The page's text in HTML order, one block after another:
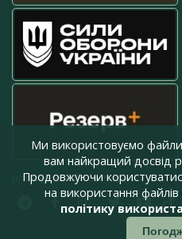
press@armyinform.com.ua
Ми використовуємо
вам найкращий досвід
Продовжуючи
на використання
політику